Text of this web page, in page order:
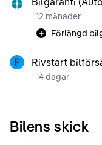
12 månader
Förlängd
Rivstart
14 dagar
Bilens skick